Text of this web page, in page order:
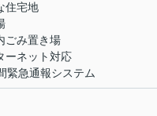
住宅地
ごみ置き場
ーネット対応
緊急通報システム